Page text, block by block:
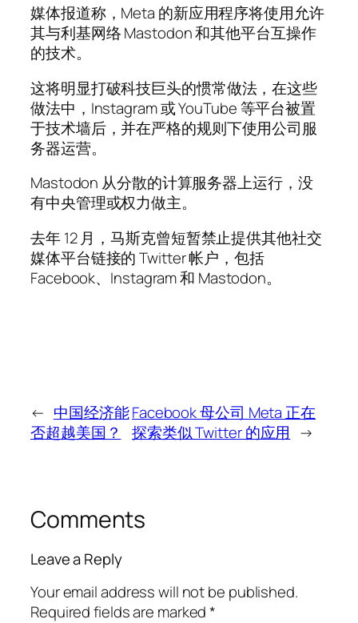
媒体报道称，Meta 的新应用程序将使用允许
其与利基网络 Mastodon 和其他平台互操作
的技术。
这将明显打破科技巨头的惯常做法，在这些
做法中，Instagram 或 YouTube 等平台被置
于技术墙后，并在严格的规则下使用公司服
务器运营。
Mastodon 从分散的计算服务器上运行，没
有中央管理或权力做主。
去年 12 月，马斯克曾短暂禁止提供其他社交
媒体平台链接的 Twitter 帐户，包括
Facebook、Instagram 和 Mastodon。
← 中国经济能
否超越美国？
Facebook 母公司 Meta 正在
探索类似 Twitter 的应用 →
Comments
Leave a Reply
Your email address will not be published.
Required fields are marked*